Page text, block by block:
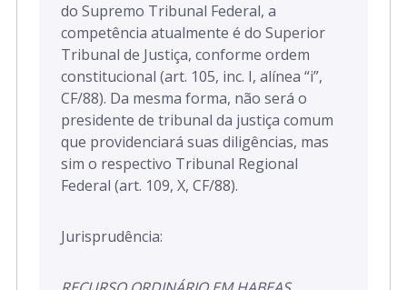
do Supremo Tribunal Federal, a
competência atualmente é do Superior
Tribunal de Justiça, conforme ordem
constitucional (art. 105, inc. I, alínea “i”,
CF/88). Da mesma forma, não será o
presidente de tribunal da justiça comum
que providenciará suas diligências, mas
sim o respectivo Tribunal Regional
Federal (art. 109, X, CF/88).
Jurisprudência: